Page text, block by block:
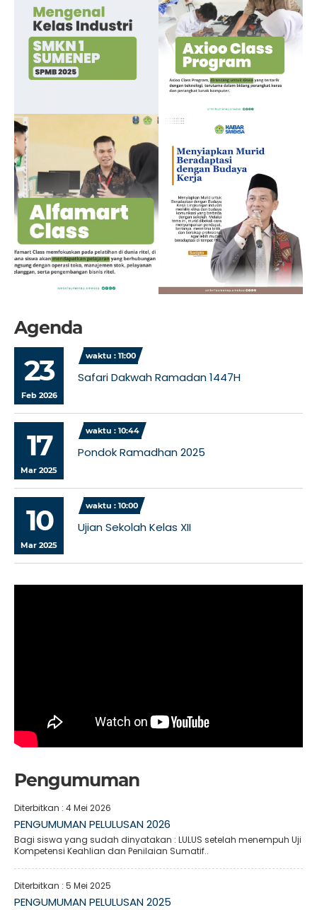
Agenda
23
Feb 2026
waktu : 11:00
Safari Dakwah Ramadan 1447H
17
Mar 2025
waktu : 10:44
Pondok Ramadhan 2025
10
Mar 2025
waktu : 10:00
Ujian Sekolah Kelas XII
Pengumuman
Diterbitkan : 4 Mei 2026
PENGUMUMAN PELULUSAN 2026
Bagi siswa yang sudah dinyatakan : LULUS setelah menempuh Uji
Kompetensi Keahlian dan Penilaian Sumatif..
Diterbitkan : 5 Mei 2025
PENGUMUMAN PELULUSAN 2025